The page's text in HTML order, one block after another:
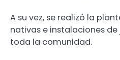
A su vez, se realizó la
nativas e instalaciones
toda la comunidad.